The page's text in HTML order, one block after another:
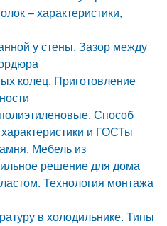
– характеристики,
у стены. Зазор между
колец. Приготовление
Способ
и ГОСТы
Мебель из
решение для дома
Технология монтажа
в холодильнике. Типы